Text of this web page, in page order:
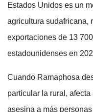
Estados Unidos es un
agricultura sudafricana,
exportaciones de 13
estadounidenses en
Cuando Ramaphosa
particular la rural,
asesina a más